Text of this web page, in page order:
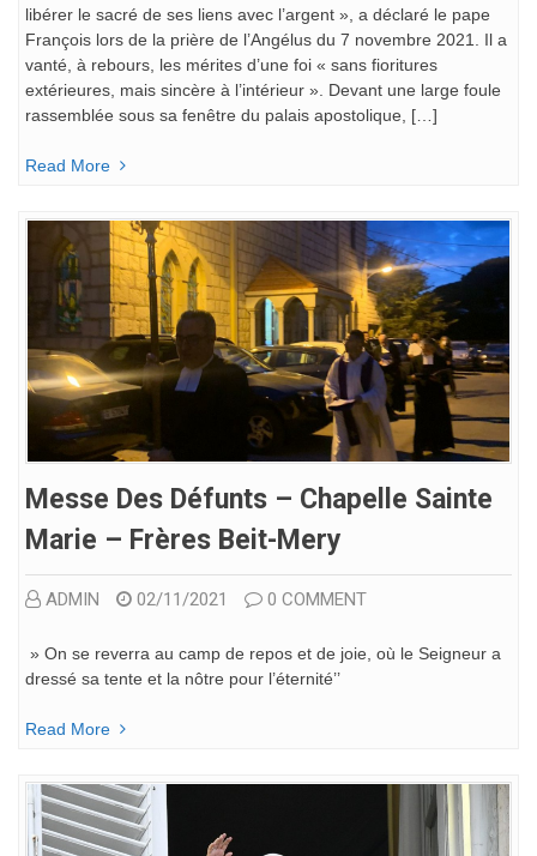
libérer le sacré de ses liens avec l’argent », a déclaré le pape
François lors de la prière de l’Angélus du 7 novembre 2021. Il a
vanté, à rebours, les mérites d’une foi « sans fioritures
extérieures, mais sincère à l’intérieur ». Devant une large foule
rassemblée sous sa fenêtre du palais apostolique, […]
Read More
Messe Des Défunts – Chapelle Sainte
Marie – Frères Beit-Mery
ADMIN 02/11/2021 0 COMMENT
» On se reverra au camp de repos et de joie, où le Seigneur a
dressé sa tente et la nôtre pour l’éternité’’
Read More